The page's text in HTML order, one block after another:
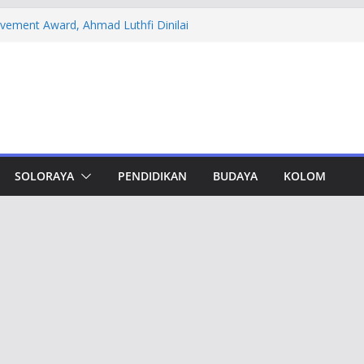
Award, Ahmad Luthfi Dinilai
Lewat Capacity Building
Ajak Aktivis Mahasiswa Tetap Kritis
Muktamar Tapak Suci, Ahmad Luthfi
Jadi Penguat Persatuan Bangsa
SOLORAYA PENDIDIKAN BUDAYA KOLOM